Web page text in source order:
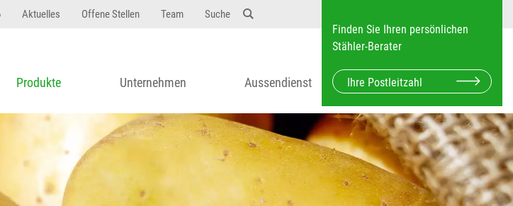
Aktuelles Offene Stellen Team Suche
Finden Sie Ihren persönlichen
Stähler-Berater
Produkte Unternehmen Aussendienst